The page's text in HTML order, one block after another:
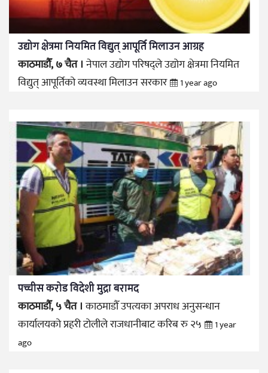
उद्योग क्षेत्रमा नियमित विद्युत् आपूर्ति मिलाउन आग्रह
काठमाडौँ, ७ चैत ।नेपाल उद्योग परिषद्ले उद्योग क्षेत्रमा नियमित
विद्युत् आपूर्तिको व्यवस्था मिलाउन सरकार
1 year ago
पच्चीस करोड विदेशी मुद्रा बरामद
काठमाडौँ, ५ चैत ।काठमाडौँ उपत्यका अपराध अनुसन्धान
कार्यालयको प्रहरी टोलीले राजधानीबाट करिब रु २५
1 year
ago